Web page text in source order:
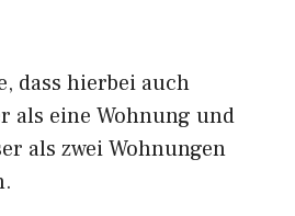
dass hierbei auch
als eine Wohnung und
als zwei Wohnungen